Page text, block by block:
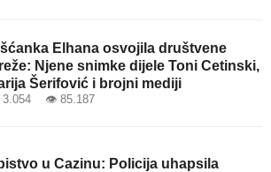
Elhana osvojila društvene
Njene snimke dijele Toni Cetinski,
Šerifović i brojni mediji
3.054 👁 85.187
u Cazinu: Policija uhapsila